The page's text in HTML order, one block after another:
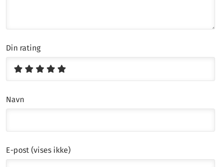
Din rating
Navn
E-post (vises ikke)